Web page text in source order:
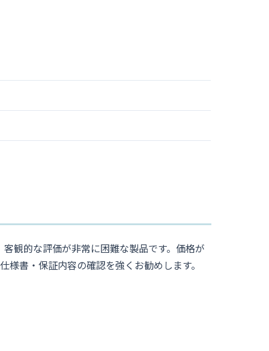
観的な評価が非常に困難な製品です。価格が
書・保証内容の確認を強くお勧めします。